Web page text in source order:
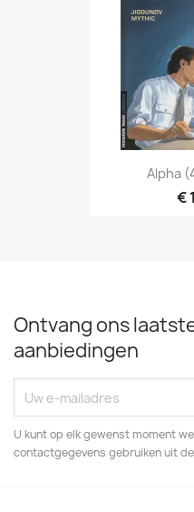
Alpha
€
Ontvang ons
aanbiedingen
U kunt op elk gewenst moment
contactgegevens gebruiken uit